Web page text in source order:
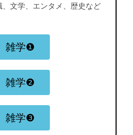
、文学、エンタメ、歴史など
雑学❶
雑学❷
雑学❸